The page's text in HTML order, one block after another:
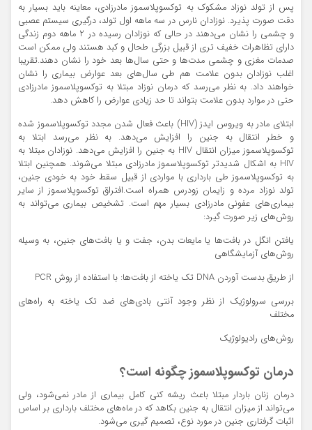
پس از تولد نوزاد مشكوك به توكسوپلاسموز مادرزادی، معاینه باید بسیار به
دقت صورت پذیرد. نوزادان نارس در سه ماهه اول تولد، درگیری سیستم عصبی
و چشمی را نشان می‌دهند در حالی كه نوزادان رسیده در 2 ماهه دوم زندگی
دارای تظاهرات خفیف تری از قبیل بزرگی طحال و كبد هستند ولی ممكن است
صدمات مغزی و چشمی مدت‌ها و حتی سال‌ها بعد خود را نشان دهند.تقریبا
اغلب نوزادان بدون علامت هم طی سال‌های بعد عوارض بیماری را نشان
خواهند داد. به نظر می‌رسد كه درمان نوزاد مبتلا به توكسوپلاسموز مادرزادی
حتی در موارد بدون علامت بتواند تا حد زیادی عوارض را كاهش دهد.
ابتلای مادر به ویروس ایدز (HIV) باعث فعال شدن مجدد توكسوپلاسموز شده
و خطر انتقال به جنین را افزایش می‌دهد. به نظر می‌رسد ابتلا به
توكسوپلاسموز میزان انتقال HIV به جنین را افزایش می‌دهد. نوزادان مبتلا به
HIV به اشكال شدیدتر توكسوپلاسموز مادرزادی مبتلا می‌شوند. همچنین ابتلا
به توكسوپلاسموز طی بارداری با مواردی از قبیل سقط خود به خودی جنین،
تولد نوزاد مرده و زایمان زودرس همراه است.افتراق توكسوپلاسموز از سایر
بیماری‌های‌ عفونی مادرزادی بسیار مهم است. تشخیص بیماری می‌تواند به
روش‌های زیر صورت گیرد:
یافتن انگل در بافت‌ها یا مایعات بدن، جفت و یا بافت‌های جنین، به وسیله
روش‌های آزمایشگاهی
از طریق بدست آوردن DNA تك یاخته از بافت‌ها: با استفاده از روش PCR
بررسی سرولوژیك از نظر وجود آنتی بادی‌های ضد تك یاخته به راه‌های
مختلف
روش‌های رادیولوژیك
درمان توكسوپلاسموز چگونه است؟
درمان زنان باردار مبتلا باعث ریشه كنی كامل بیماری از مادر نمی‌شود، ولی
می‌تواند از میزان انتقال به جنین بكاهد كه در ماه‌های مختلف بارداری بر اساس
اثبات گرفتاری جنین در مورد نوع،‌ تصمیم گیری می‌شود.